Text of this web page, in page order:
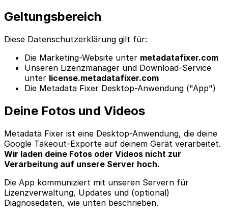
Geltungsbereich
Diese Datenschutzerklärung gilt für:
Die Marketing-Website unter metadatafixer.com
Unseren Lizenzmanager und Download-Service
unter license.metadatafixer.com
Die Metadata Fixer Desktop-Anwendung ("App")
Deine Fotos und Videos
Metadata Fixer ist eine Desktop-Anwendung, die deine
Google Takeout-Exporte auf deinem Gerät verarbeitet.
Wir laden deine Fotos oder Videos nicht zur
Verarbeitung auf unsere Server hoch.
Die App kommuniziert mit unseren Servern für
Lizenzverwaltung, Updates und (optional)
Diagnosedaten, wie unten beschrieben.